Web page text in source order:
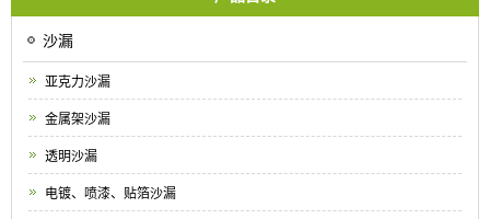
沙漏
亚克力沙漏
金属架沙漏
透明沙漏
电镀、喷漆、贴箔沙漏